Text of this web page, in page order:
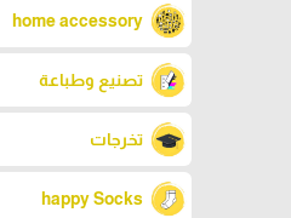
home accessory
تصنيع وطباعة
تخرجات
happy Socks